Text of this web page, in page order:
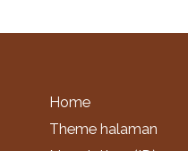
Home
Theme halaman